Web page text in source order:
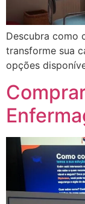
Descubra como
transforme sua
opções